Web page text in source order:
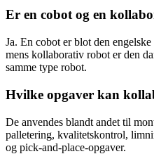
Er en cobot og en
Ja. En cobot er blot den engelske
mens kollaborativ robot er den
samme type robot.
Hvilke opgaver kan
De anvendes blandt andet til
palletering, kvalitetskontrol,
og pick-and-place-opgaver.